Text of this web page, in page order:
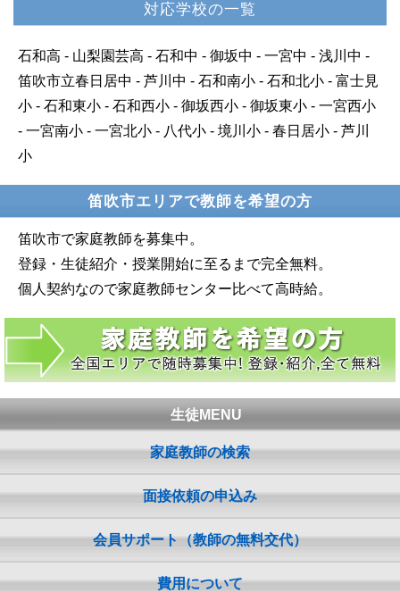
対応学校の一覧
石和高 - 山梨園芸高 - 石和中 - 御坂中 - 一宮中 - 浅川中 -
笛吹市立春日居中 - 芦川中 - 石和南小 - 石和北小 - 富士見
小 - 石和東小 - 石和西小 - 御坂西小 - 御坂東小 - 一宮西小
- 一宮南小 - 一宮北小 - 八代小 - 境川小 - 春日居小 - 芦川
小
笛吹市エリアで教師を希望の方
笛吹市で家庭教師を募集中。
登録・生徒紹介・授業開始に至るまで完全無料。
個人契約なので家庭教師センター比べて高時給。
生徒MENU
家庭教師の検索
面接依頼の申込み
会員サポート（教師の無料交代）
費用について